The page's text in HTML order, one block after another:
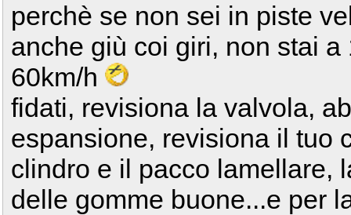
perchè se non sei in piste
anche giù coi giri, non stai
60km/h
fidati, revisiona la valvola,
espansione, revisiona il tuo
clindro e il pacco lamellare,
delle gomme buone...e per